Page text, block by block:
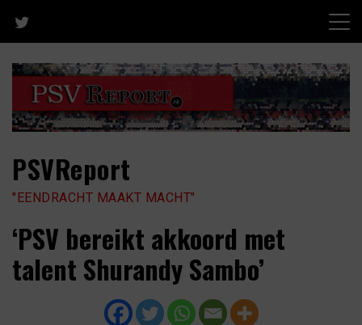
content
PSVReport
"EENDRACHT MAAKT MACHT"
‘PSV bereikt akkoord met
talent Shurandy Sambo’